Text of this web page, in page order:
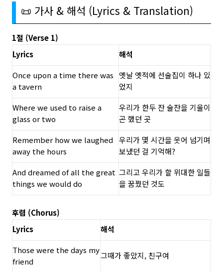
📜 가사 & 해석 (Lyrics & Translation)
1절 (Verse 1)
Lyrics
해석
Once upon a time there was
a tavern
옛날 옛적에 선술집이 하나 있
었지
Where we used to raise a
glass or two
우리가 한두 잔 술잔을 기울이
곤 했던 곳
Remember how we laughed
away the hours
우리가 몇 시간을 웃어 넘기며
보냈던 걸 기억해?
And dreamed of all the great
things we would do
그리고 우리가 할 위대한 일들
을 꿈꿨던 것도
후렴 (Chorus)
Lyrics
해석
Those were the days my
friend
그때가 좋았지, 친구여